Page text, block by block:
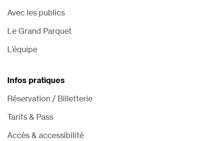
Avec les publics
Le Grand Parquet
L’équipe
Infos pratiques
Réservation / Billetterie
Tarifs & Pass
Accès & accessibilité